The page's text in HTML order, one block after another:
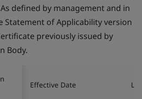
defined by management and in
Statement of Applicability version
previously issued by
Body.
Effective Date